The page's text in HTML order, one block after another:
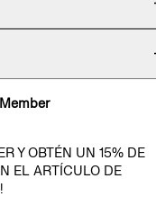
Y OBTÉN UN 15% DE
EL ARTÍCULO DE